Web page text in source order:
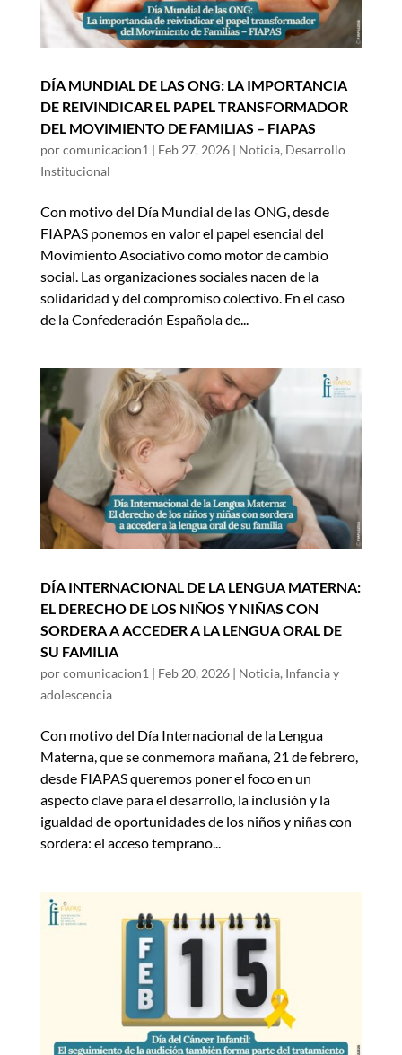
DÍA MUNDIAL DE LAS ONG: LA IMPORTANCIA
DE REIVINDICAR EL PAPEL TRANSFORMADOR
DEL MOVIMIENTO DE FAMILIAS – FIAPAS
porcomunicacion1 | Feb 27, 2026| Noticia, Desarrollo
Institucional
Con motivo del Día Mundial de las ONG, desde
FIAPAS ponemos en valor el papel esencial del
Movimiento Asociativo como motor de cambio
social. Las organizaciones sociales nacen de la
solidaridad y del compromiso colectivo. En el caso
de la Confederación Española de...
DÍA INTERNACIONAL DE LA LENGUA MATERNA:
EL DERECHO DE LOS NIÑOS Y NIÑAS CON
SORDERA A ACCEDER A LA LENGUA ORAL DE
SU FAMILIA
porcomunicacion1 | Feb 20, 2026| Noticia, Infancia y
adolescencia
Con motivo del Día Internacional de la Lengua
Materna, que se conmemora mañana, 21 de febrero,
desde FIAPAS queremos poner el foco en un
aspecto clave para el desarrollo, la inclusión y la
igualdad de oportunidades de los niños y niñas con
sordera: el acceso temprano...